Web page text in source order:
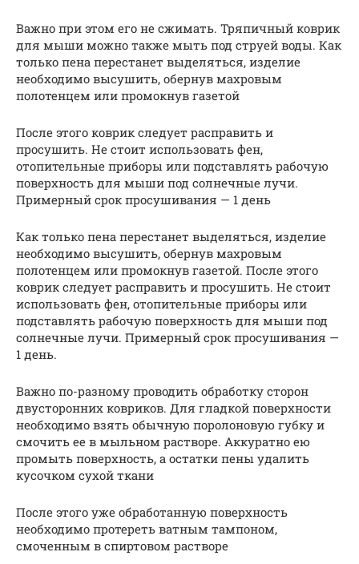
Важно при этом его не сжимать. Тряпичный коврик
для мыши можно также мыть под струей воды. Как
только пена перестанет выделяться, изделие
необходимо высушить, обернув махровым
полотенцем или промокнув газетой
После этого коврик следует расправить и
просушить. Не стоит использовать фен,
отопительные приборы или подставлять рабочую
поверхность для мыши под солнечные лучи.
Примерный срок просушивания — 1 день
Как только пена перестанет выделяться, изделие
необходимо высушить, обернув махровым
полотенцем или промокнув газетой. После этого
коврик следует расправить и просушить. Не стоит
использовать фен, отопительные приборы или
подставлять рабочую поверхность для мыши под
солнечные лучи. Примерный срок просушивания —
1 день.
Важно по-разному проводить обработку сторон
двусторонних ковриков. Для гладкой поверхности
необходимо взять обычную поролоновую губку и
смочить ее в мыльном растворе. Аккуратно ею
промыть поверхность, а остатки пены удалить
кусочком сухой ткани
После этого уже обработанную поверхность
необходимо протереть ватным тампоном,
смоченным в спиртовом растворе